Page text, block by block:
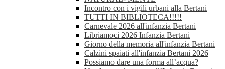
Incontro con i vigili urbani alla Bertani
TUTTI IN BIBLIOTECA!!!!!
Carnevale 2026 all'infanzia Bertani
Libriamoci 2026 Infanzia Bertani
Giorno della memoria all'infanzia Bertani
Calzini spaiati all'infanzia Bertani 2026
Possiamo dare una forma all’acqua?